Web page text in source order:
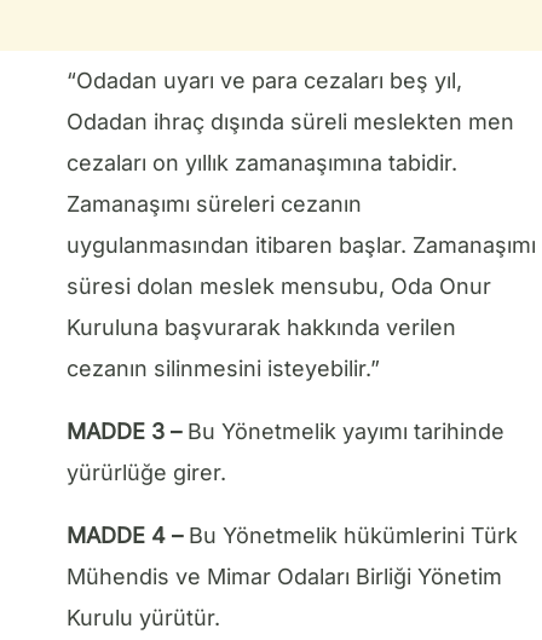
“Odadan uyarı ve para cezaları beş yıl,
Odadan ihraç dışında süreli meslekten men
cezaları on yıllık zamanaşımına tabidir.
Zamanaşımı süreleri cezanın
uygulanmasından itibaren başlar. Zamanaşımı
süresi dolan meslek mensubu, Oda Onur
Kuruluna başvurarak hakkında verilen
cezanın silinmesini isteyebilir.”
MADDE 3 –Bu Yönetmelik yayımı tarihinde
yürürlüğe girer.
MADDE 4 –Bu Yönetmelik hükümlerini Türk
Mühendis ve Mimar Odaları Birliği Yönetim
Kurulu yürütür.